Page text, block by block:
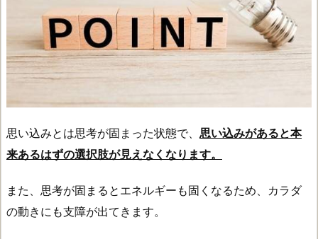
思い込みとは思考が固まった状態で、 思い込みがあると本
来あるはずの選択肢が見えなくなります。
また、思考が固まるとエネルギーも固くなるため、カラダ
の動きにも支障が出てきます。